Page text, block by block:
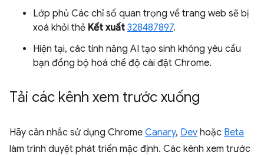
Lớp phủ Các chỉ số quan trọng về trang web sẽ bị
xoá khỏi thẻ Kết xuất 328487897.
Hiện tại, các tính năng AI tạo sinh không yêu cầu
bạn đồng bộ hoá chế độ cài đặt Chrome.
Tải các kênh xem trước xuống
Hãy cân nhắc sử dụng Chrome Canary, Dev hoặc Beta
làm trình duyệt phát triển mặc định. Các kênh xem trước